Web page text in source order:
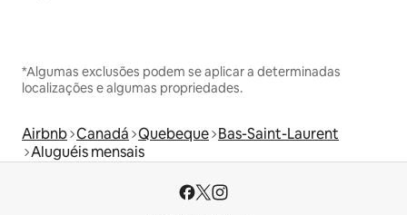
*Algumas exclusões podem se aplicar a determinadas
localizações e algumas propriedades.
Airbnb Canadá Quebeque Bas-Saint-Laurent
Aluguéis mensais